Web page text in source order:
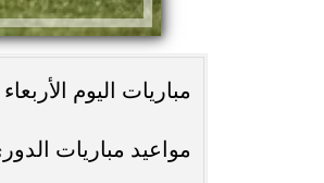
مباريات اليوم الأربعاء 13 مايو والقنوات الناقلة
مواعيد مباريات
الإشغالات بحي شرق لإعادة الانضباط